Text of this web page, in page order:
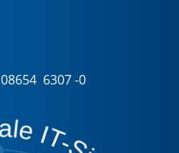
08654 6307 -0